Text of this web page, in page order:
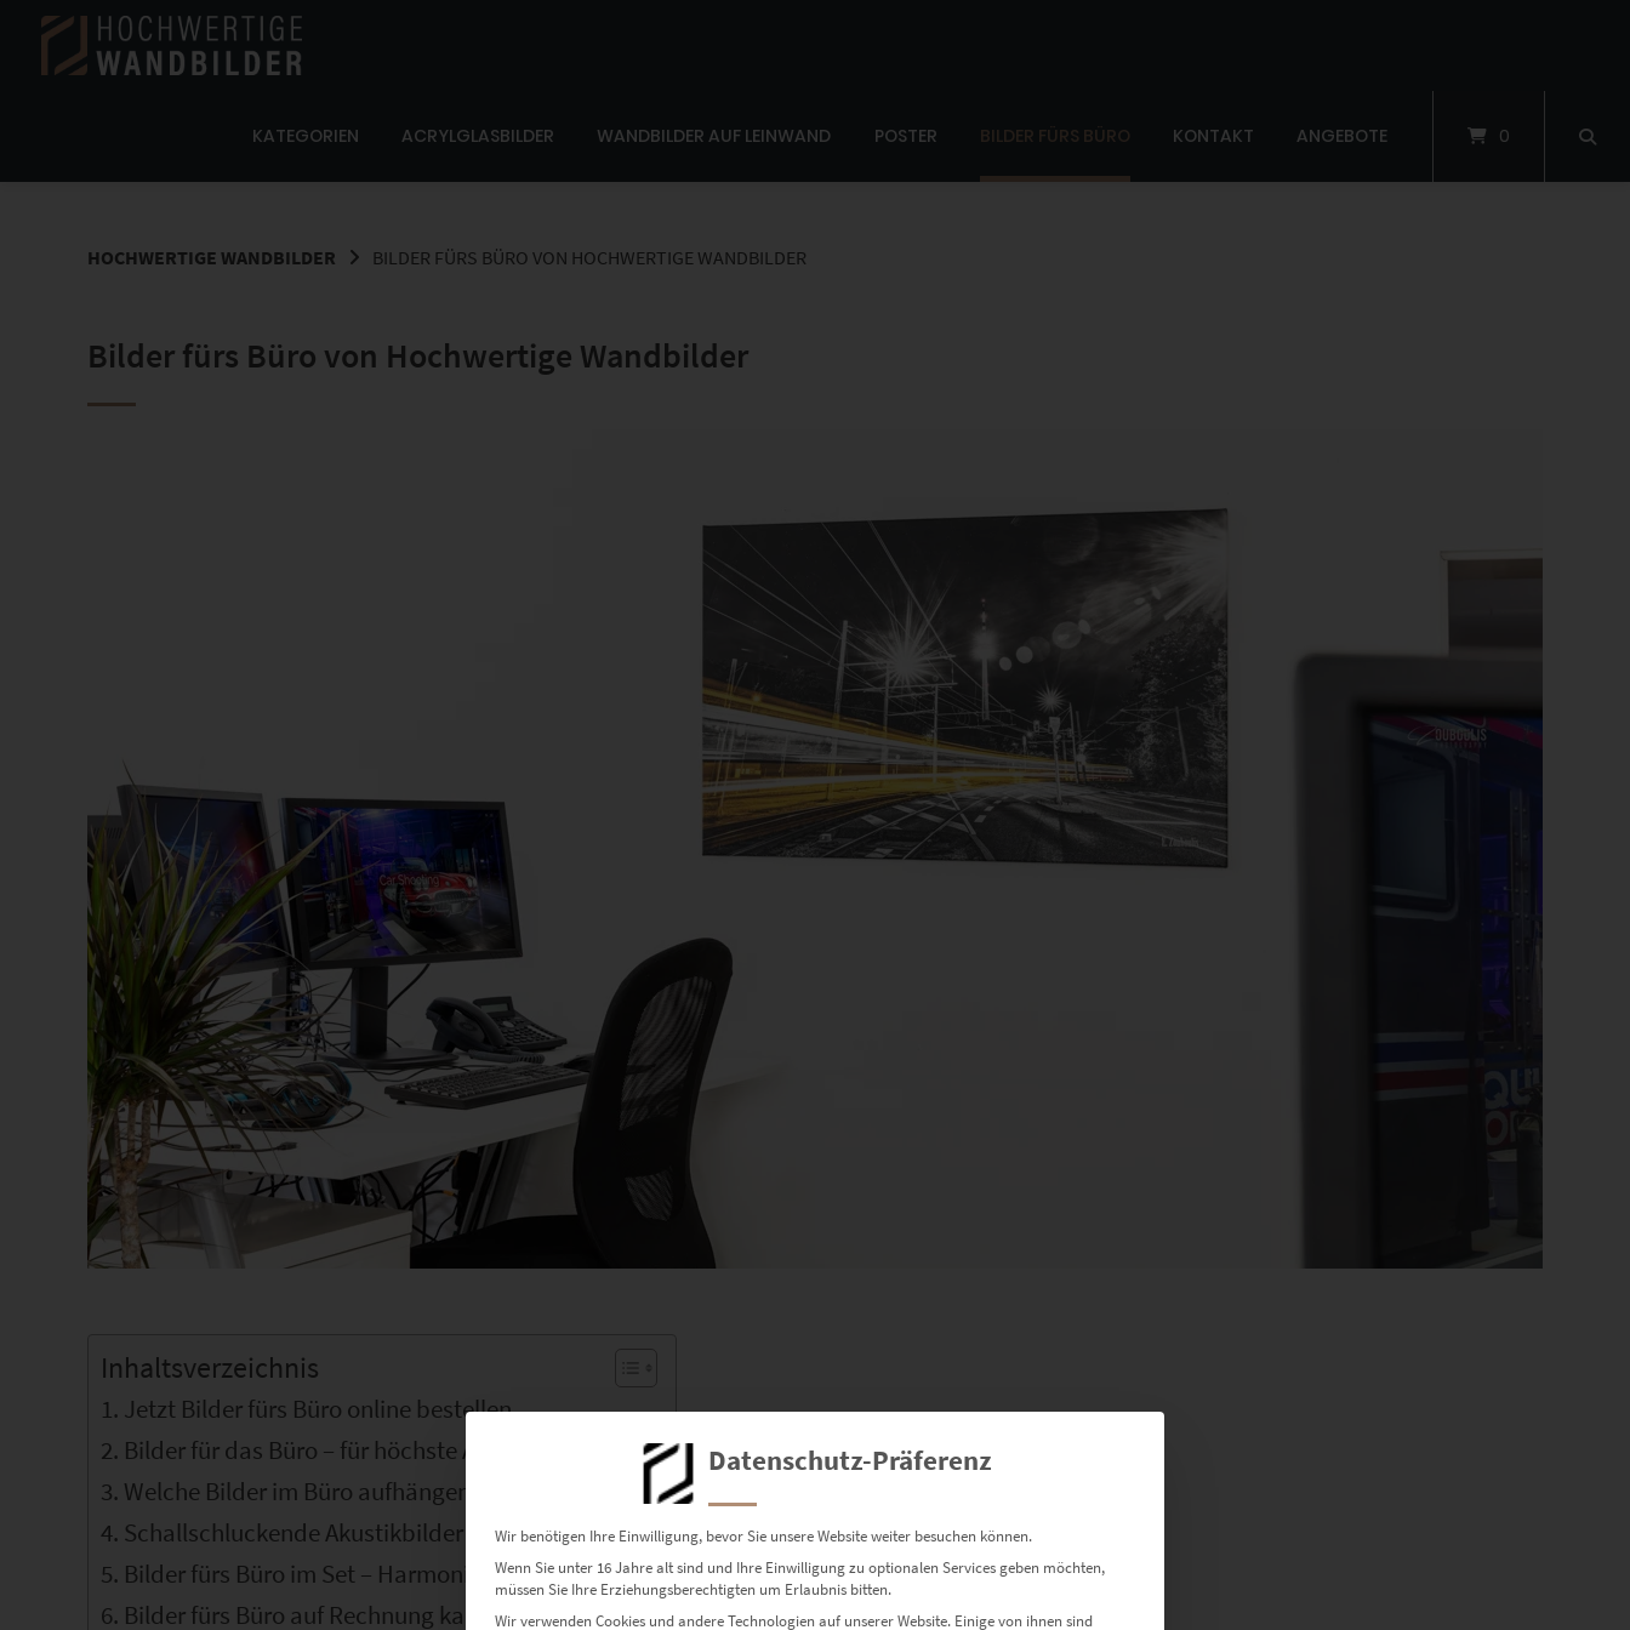
Springe
Inhalt
KATEGORIEN ACRYLGLASBILDER WANDBILDER AUF LEINWAND POSTER BILDER FÜRS BÜRO KONTAKT ANGEBOTE 0
HOCHWERTIGE WANDBILDER BILDER FÜRS BÜRO VON HOCHWERTIGE WANDBILDER
Bilder fürs Büro von Hochwertige Wandbilder
Inhaltsverzeichnis
Jetzt Bilder fürs Büro online bestellen
Bilder für das Büro – für höchste Ansprüche
Welche Bilder im Büro aufhängen?
Schallschluckende Akustikbilder fürs Büro
Bilder fürs Büro im Set – Harmonisch und stimmig!
Bilder fürs Büro auf Rechnung kaufen
Datenschutz-Präferenz
Wir benötigen Ihre Einwilligung, bevor Sie unsere Website weiter besuchen können.
Wenn Sie unter 16 Jahre alt sind und Ihre Einwilligung zu optionalen Services geben möchten,
müssen Sie Ihre Erziehungsberechtigten um Erlaubnis bitten.
Wir verwenden Cookies und andere Technologien auf unserer Website. Einige von ihnen sind